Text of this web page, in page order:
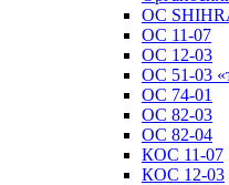
ОС
ОС 11-07
ОС 12-03
ОС 51-03
ОС 74-01
ОС 82-03
ОС 82-04
КОС 11-07
КОС 12-03